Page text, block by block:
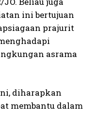
ini bertujuan
prajurit
asrama
diharapkan
membantu dalam